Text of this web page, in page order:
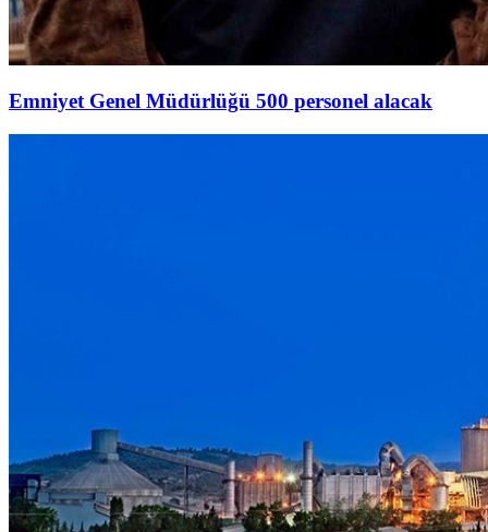
Emniyet Genel Müdürlüğü 500 personel alacak